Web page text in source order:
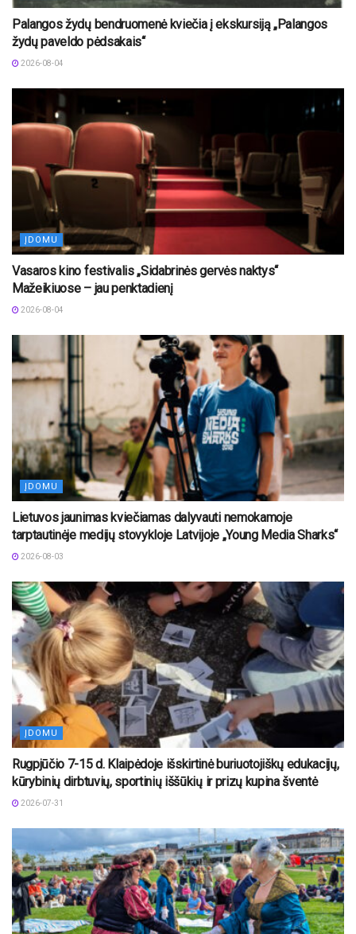
Palangos žydų bendruomenė kviečia į ekskursiją „Palangos
žydų paveldo pėdsakais“
2026-08-04
ĮDOMU
Vasaros kino festivalis „Sidabrinės gervės naktys“
Mažeikiuose – jau penktadienį
2026-08-04
ĮDOMU
Lietuvos jaunimas kviečiamas dalyvauti nemokamoje
tarptautinėje medijų stovykloje Latvijoje „Young Media Sharks“
2026-08-03
ĮDOMU
Rugpjūčio 7-15 d. Klaipėdoje išskirtinė buriuotojiškų edukacijų,
kūrybinių dirbtuvių, sportinių iššūkių ir prizų kupina šventė
2026-07-31